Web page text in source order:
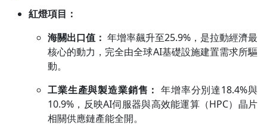
紅燈項目：
海關出口值： 年增率飆升至25.9%，是拉動經濟最
核心的動力，完全由全球AI基礎設施建置需求所驅
動。
工業生產與製造業銷售： 年增率分別達18.4%與
10.9%，反映AI伺服器與高效能運算（HPC）晶片
相關供應鏈產能全開。